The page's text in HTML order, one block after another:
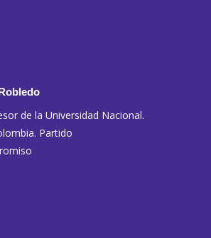
de la Universidad Nacional.
Partido